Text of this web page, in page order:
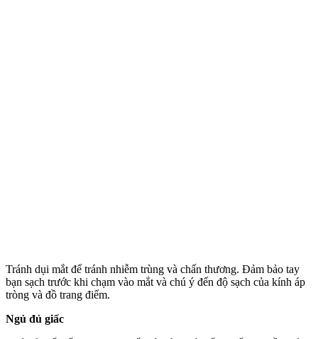
Tránh dụi mắt để tránh nhiễm trùng và chấn thương. Đảm bảo tay
bạn sạch trước khi chạm vào mắt và chú ý đến độ sạch của kính áp
tròng và đồ trang điểm.
Ngủ đủ giấc